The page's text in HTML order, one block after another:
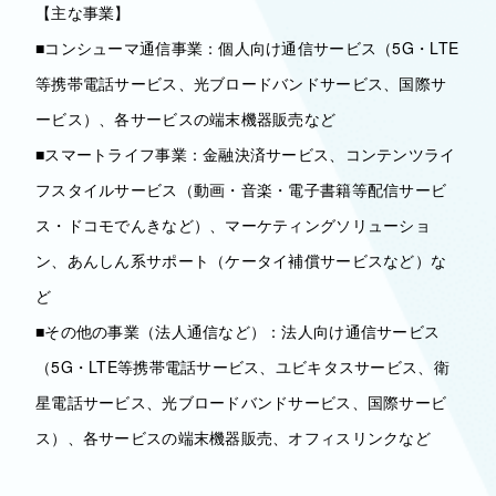
【主な事業】
■コンシューマ通信事業：個人向け通信サービス（5G・LTE
等携帯電話サービス、光ブロードバンドサービス、国際サ
ービス）、各サービスの端末機器販売など
■スマートライフ事業：金融決済サービス、コンテンツライ
フスタイルサービス（動画・音楽・電子書籍等配信サービ
ス・ドコモでんきなど）、マーケティングソリューショ
ン、あんしん系サポート（ケータイ補償サービスなど）な
ど
■その他の事業（法人通信など）：法人向け通信サービス
（5G・LTE等携帯電話サービス、ユビキタスサービス、衛
星電話サービス、光ブロードバンドサービス、国際サービ
ス）、各サービスの端末機器販売、オフィスリンクなど